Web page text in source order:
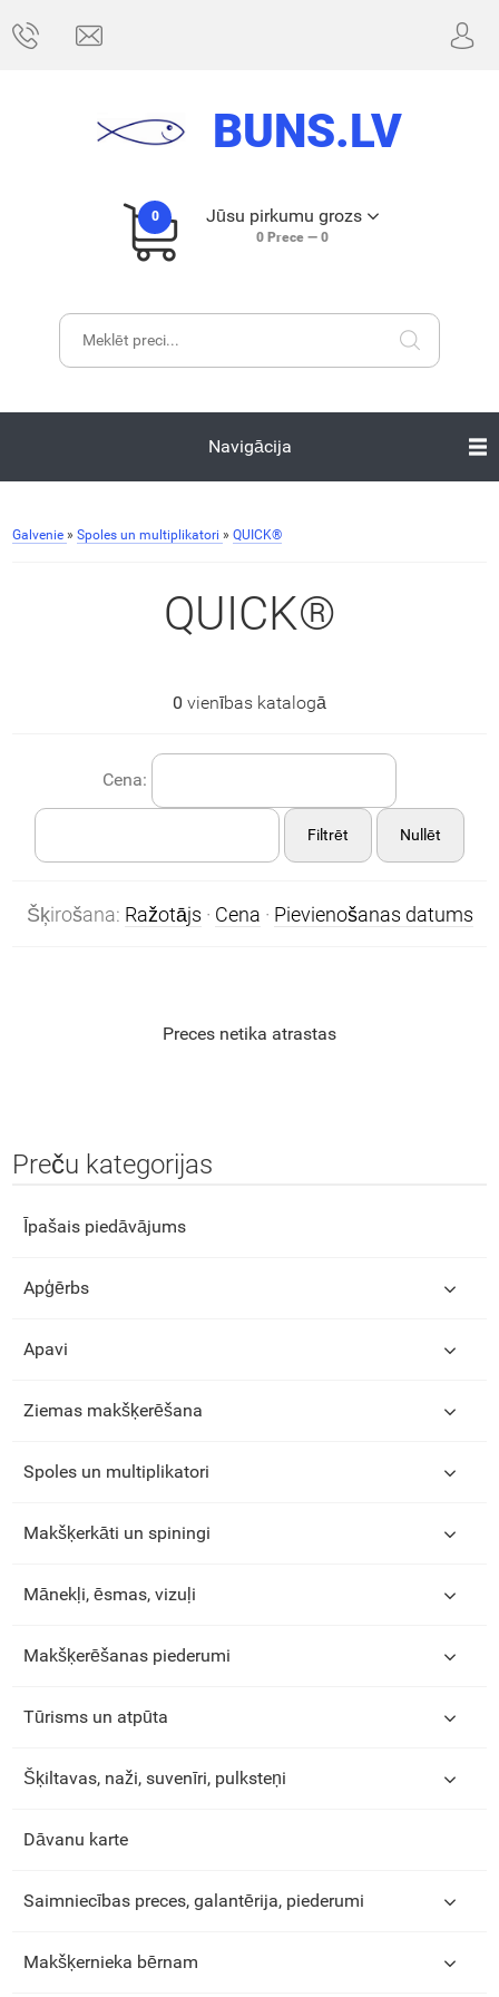
BUNS.LV
0 Jūsu pirkumu grozs
0Prece — 0
Navigācija
Galvenie » Spoles un multiplikatori » QUICK®
QUICK®
0 vienības katalogā
Cena:
Filtrēt Nullēt
Šķirošana: Ražotājs · Cena · Pievienošanas datums
Preces netika atrastas
Preču kategorijas
Īpašais piedāvājums
Apģērbs
Apavi
Ziemas makšķerēšana
Spoles un multiplikatori
Makšķerkāti un spiningi
Mānekļi, ēsmas, vizuļi
Makšķerēšanas piederumi
Tūrisms un atpūta
Šķiltavas, naži, suvenīri, pulksteņi
Dāvanu karte
Saimniecības preces, galantērija, piederumi
Makšķernieka bērnam